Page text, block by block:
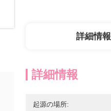
詳細情報
詳細情報
起源の場所: